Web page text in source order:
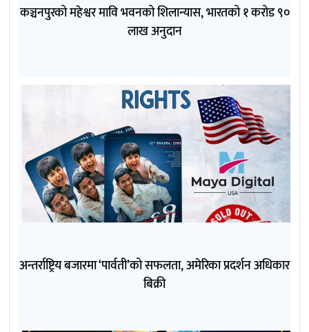
कञ्चनपुरको महेश्वर मावि भवनको शिलान्यास, भारतको १ करोड ९०
लाख अनुदान
अन्तर्राष्ट्रिय बजारमा ‘पार्वती’को सफलता, अमेरिका प्रदर्शन अधिकार
बिक्री